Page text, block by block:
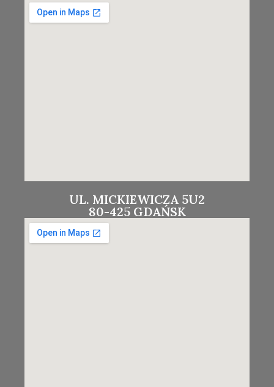
UL. MICKIEWICZA 5U2
80-425 GDAŃSK